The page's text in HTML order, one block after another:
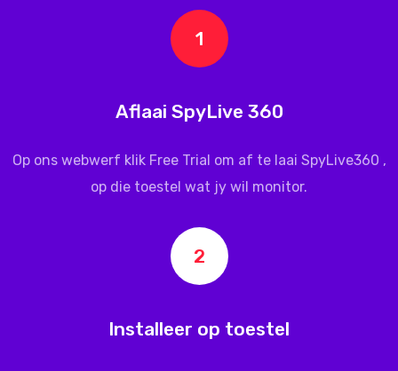
1
Aflaai SpyLive 360
Op ons webwerf klik Free Trial om af te laai SpyLive360 ,
op die toestel wat jy wil monitor.
2
Installeer op toestel